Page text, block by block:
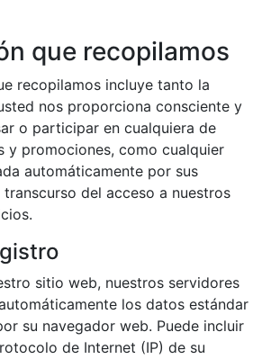
que recopilamos
recopilamos incluye tanto la
nos proporciona consciente y
o participar en cualquiera de
y promociones, como cualquier
automáticamente por sus
del acceso a nuestros
sitio web, nuestros servidores
los datos estándar
su navegador web. Puede incluir
de Internet (IP) de su